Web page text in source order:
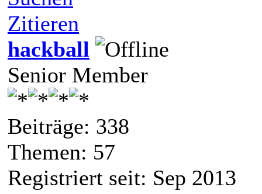
Zitieren
hackball
Senior Member
Beiträge: 338
Themen: 57
Registriert seit: Sep 2013